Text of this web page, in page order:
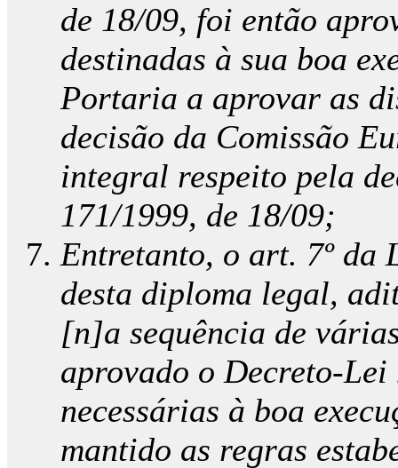
de 18/09, foi então
destinadas à sua boa
Portaria a aprovar as
decisão da Comissão
integral respeito pela
171/1999, de 18/09;
Entretanto, o art. 7º da
desta diploma legal,
[n]a sequência de
aprovado o Decreto-Lei
necessárias à boa
mantido as regras